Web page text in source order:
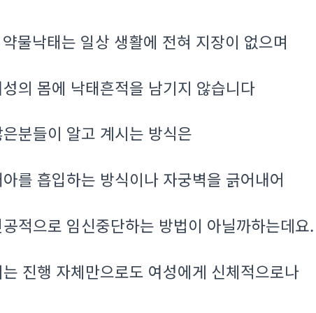
약물낙태는 일상 생활에 전혀 지장이 없으며
의 몸에 낙태흔적을 남기지 않습니다
분들이 알고 계시는 방식은
를 흡입하는 방식이나 자궁벽을 긁어내어
적으로 임신중단하는 방법이 아닐까하는데요.
진행 자체만으로도 여성에게 신체적으로나